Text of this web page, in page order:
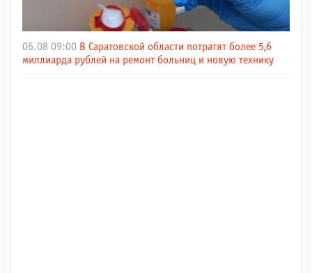
06.08 09:00 В Саратовской области потратят более 5,6
миллиарда рублей на ремонт больниц и новую технику